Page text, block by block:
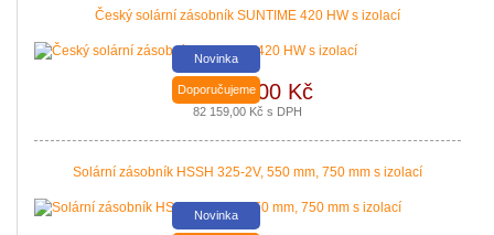
Český solární zásobník SUNTIME 420 HW s izolací
Novinka
Doporučujeme
67 900,00 Kč
82 159,00 Kč s DPH
Solární zásobník HSSH 325-2V, 550 mm, 750 mm s izolací
Novinka